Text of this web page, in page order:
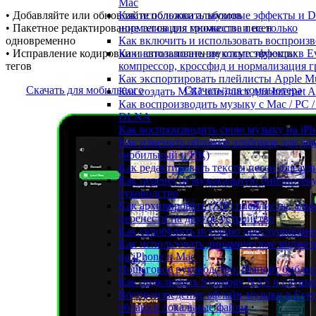
Mac
Как использовать звуковые эффекты и
нормализация громкости и не только
Как включить и использовать
Как использовать звуковые эффекты в
компрессор, кроссфид и нормализация
Как экспортировать плейлисты Apple
Как создать M3U плейлист для Internet
Как воспроизводить музыку с Mac /
DLNA
Как воспроизводить свою музыку на
Как изменить обложки альбомов для
(мобильный и ПК)
Как редактировать тексты песен для
Как перенести музыкальную
руководство
Как архивировать (ZIP) плейлисты,
перенести на другое устройство
Как скробблить историю
Как использовать динамические
на iPhone и Mac
Пошаговое руководство: Импорт
Как подключить Synology NAS и
Воспроизведение офлайн-музыки в
облака в локальные файлы
• Добавляйте или обновляйте обложки альбомов
• Пакетное редактирование тегов для множества песен
одновременно
• Исправление кодировки и автозаполнение отсутствующих
тегов
Скачать для мобильного
Скачать для компьютера